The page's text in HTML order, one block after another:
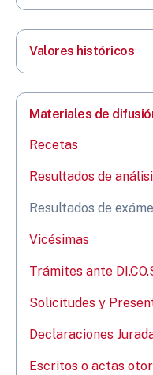
Valores históricos
Materiales de
Recetas
Resultados de
Resultados de
Vicésimas​
Trámites ante
Solicitudes y
Declaraciones
Escritos o actas